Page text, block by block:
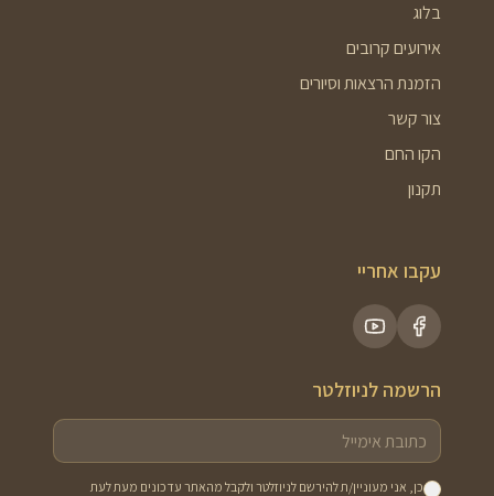
בלוג
אירועים קרובים
הזמנת הרצאות וסיורים
צור קשר
הקו החם
תקנון
עקבו אחריי
הרשמה לניוזלטר
כן, אני מעוניין/ת להירשם לניוזלטר ולקבל מהאתר עדכונים מעת לעת